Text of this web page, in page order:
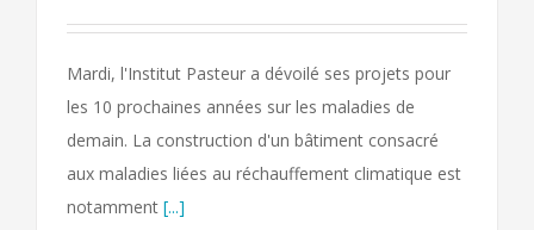
Mardi, l'Institut Pasteur a dévoilé ses projets pour
les 10 prochaines années sur les maladies de
demain. La construction d'un bâtiment consacré
aux maladies liées au réchauffement climatique est
notamment [...]